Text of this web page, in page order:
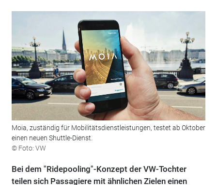
Moia, zuständig für Mobilitätsdienstleistungen, testet ab Oktober
einen neuen Shuttle-Dienst.
© Foto: VW
Bei dem "Ridepooling"-Konzept der VW-Tochter
teilen sich Passagiere mit ähnlichen Zielen einen